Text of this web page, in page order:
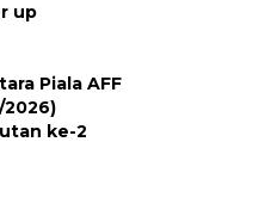
up
Piala AFF
2026)
ke-2